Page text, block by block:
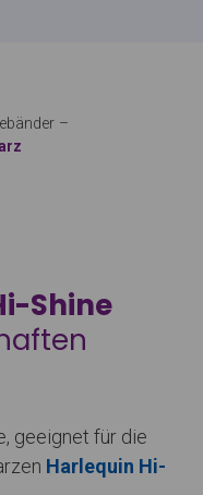
–
Shine
geeignet für die
Harlequin Hi-